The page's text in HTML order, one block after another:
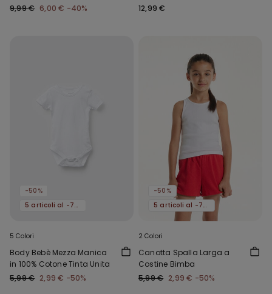
9,99 € 6,00 € -40%
12,99 €
-50%
5 articoli al -70%
5 Colori
Body Bebè Mezza Manica
in 100% Cotone Tinta Unita
5,99 € 2,99 € -50%
-50%
5 articoli al -70%
2 Colori
Canotta Spalla Larga a
Costine Bimba
5,99 € 2,99 € -50%